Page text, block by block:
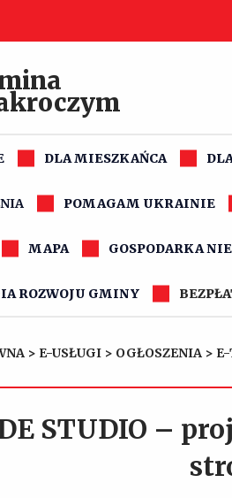
DLA MIESZKAŃCA
POMAGAM UKRAINIE
MAPA GOSPODARKA
ROZWOJU GMINY
> E-USŁUGI > OGŁOSZENIA >
STUDIO –